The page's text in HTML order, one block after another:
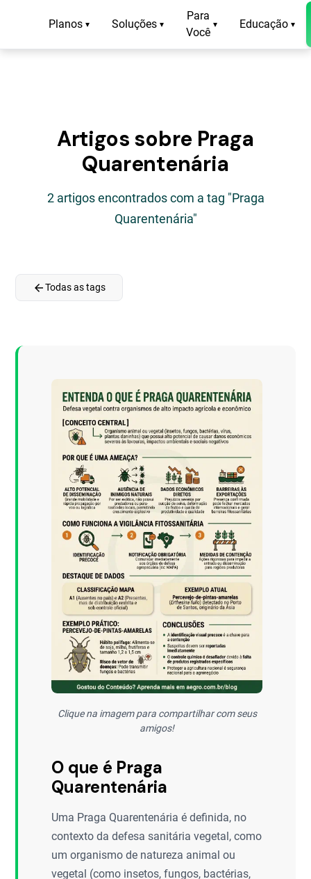
Planos ▾ Soluções ▾
Para
Você
▾ Educação ▾
Artigos sobre Praga
Quarentenária
2 artigos encontrados com a tag "Praga
Quarentenária"
arrow_backTodas as tags
Clique na imagem para compartilhar com seus
amigos!
O que é Praga
Quarentenária
Uma Praga Quarentenária é definida, no
contexto da defesa sanitária vegetal, como
um organismo de natureza animal ou
vegetal (como insetos, fungos, bactérias,